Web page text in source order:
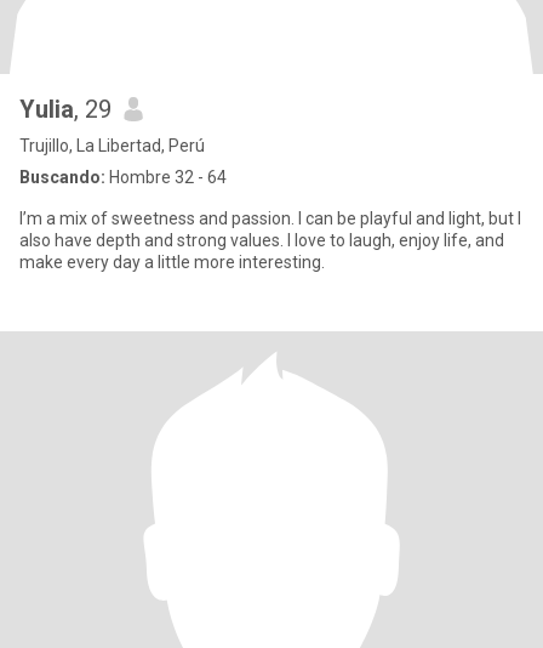
Yulia, 29
Trujillo, La Libertad, Perú
Buscando: Hombre 32 - 64
I’m a mix of sweetness and passion. I can be playful and light, but I
also have depth and strong values. I love to laugh, enjoy life, and
make every day a little more interesting.